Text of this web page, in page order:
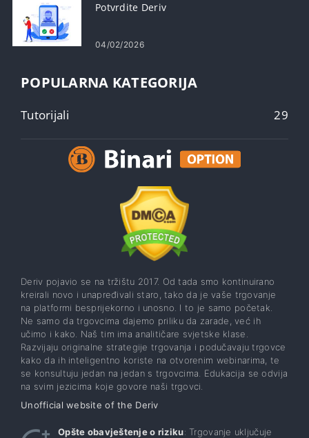
Potvrdite Deriv
04/02/2026
POPULARNA KATEGORIJA
Tutorijali 29
Deriv pojavio se na tržištu 2017. Od tada smo kontinuirano
kreirali novo i unapređivali staro, tako da je vaše trgovanje
na platformi besprijekorno i unosno. I to je samo početak.
Ne samo da trgovcima dajemo priliku da zarade, već ih
učimo i kako. Naš tim ima analitičare svjetske klase.
Razvijaju originalne strategije trgovanja i podučavaju trgovce
kako da ih inteligentno koriste na otvorenim webinarima, te
se konsultuju jedan na jedan s trgovcima. Edukacija se odvija
na svim jezicima koje govore naši trgovci.
Unofficial website of the Deriv
Opšte obavještenje o riziku: Trgovanje uključuje